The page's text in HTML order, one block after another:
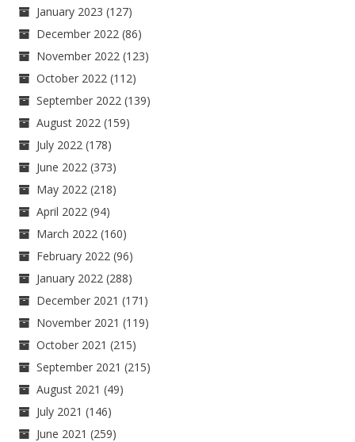
January 2023 (127)
December 2022 (86)
November 2022 (123)
October 2022 (112)
September 2022 (139)
August 2022 (159)
July 2022 (178)
June 2022 (373)
May 2022 (218)
April 2022 (94)
March 2022 (160)
February 2022 (96)
January 2022 (288)
December 2021 (171)
November 2021 (119)
October 2021 (215)
September 2021 (215)
August 2021 (49)
July 2021 (146)
June 2021 (259)